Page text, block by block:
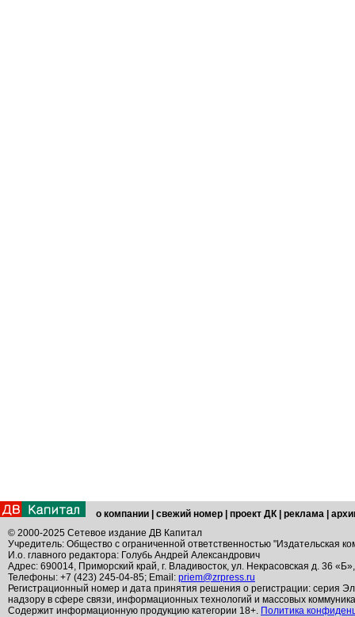
о компании свежий номер проект ДК реклама
© 2000-2025 Сетевое издание ДВ Капитал
Учредитель: Общество с ограниченной ответственностью "Издательская
И.о. главного редактора: Голубь Андрей Александрович
Адрес: 690014, Приморский край, г. Владивосток, ул. Некрасовская д. 36
Телефоны: +7 (423) 245-04-85; Email: priem@zrpress.ru
Регистрационный номер и дата принятия решения о регистрации: серия
надзору в сфере связи, информационных технологий и массовых
Содержит информационную продукцию категории 18+. Политика